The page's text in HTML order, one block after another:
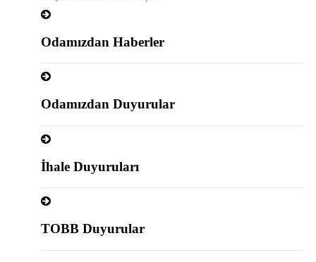
Odamızdan Haberler
Odamızdan Duyurular
İhale Duyuruları
TOBB Duyurular